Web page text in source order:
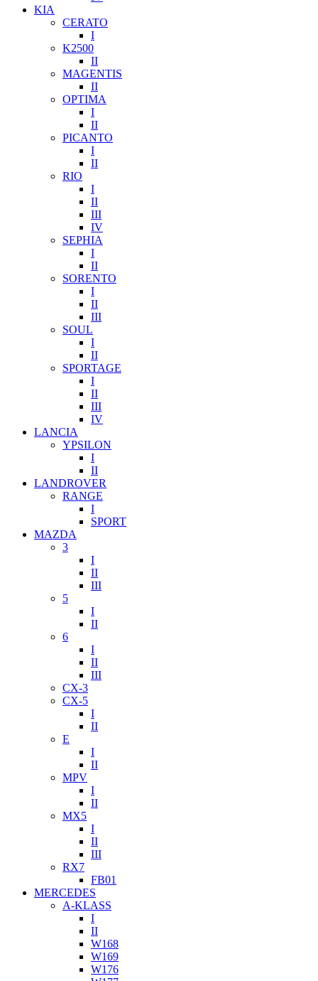
KIA
CERATO
I
K2500
II
MAGENTIS
II
OPTIMA
I
II
PICANTO
I
II
RIO
I
II
III
IV
SEPHIA
I
II
SORENTO
I
II
III
SOUL
I
II
SPORTAGE
I
II
III
IV
LANCIA
YPSILON
I
II
LANDROVER
RANGE
I
SPORT
MAZDA
3
I
II
III
5
I
II
6
I
II
III
CX-3
CX-5
I
II
E
I
II
MPV
I
II
MX5
I
II
III
RX7
FB01
MERCEDES
A-KLASS
I
II
W168
W169
W176